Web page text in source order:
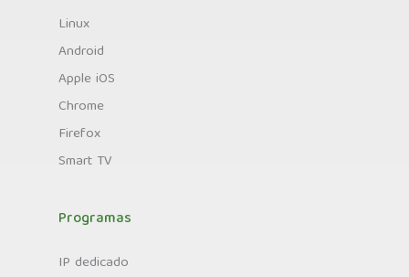
Linux
Android
Apple iOS
Chrome
Firefox
Smart TV
Programas
IP dedicado